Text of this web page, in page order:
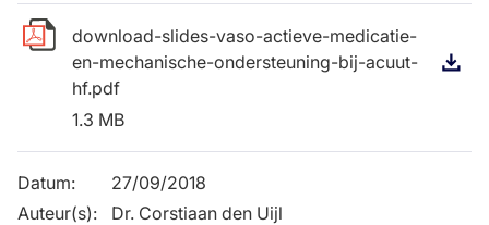
download-slides-vaso-actieve-medicatie-
en-mechanische-ondersteuning-bij-acuut-
hf.pdf
1.3 MB
Datum:
27/09/2018
Auteur(s):
Dr. Corstiaan den Uijl